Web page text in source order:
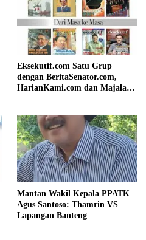
Eksekutif.com Satu Grup
dengan BeritaSenator.com,
HarianKami.com dan Majalah
Mantan Wakil Kepala PPATK
Agus Santoso: Thamrin VS
Lapangan Banteng